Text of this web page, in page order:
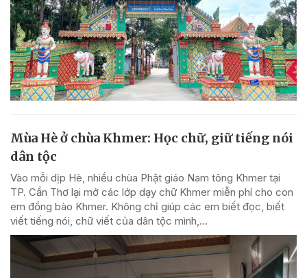
Mùa Hè ở chùa Khmer: Học chữ, giữ tiếng nói
dân tộc
Vào mỗi dịp Hè, nhiều chùa Phật giáo Nam tông Khmer tại
TP. Cần Thơ lại mở các lớp dạy chữ Khmer miễn phí cho con
em đồng bào Khmer. Không chỉ giúp các em biết đọc, biết
viết tiếng nói, chữ viết của dân tộc mình,...